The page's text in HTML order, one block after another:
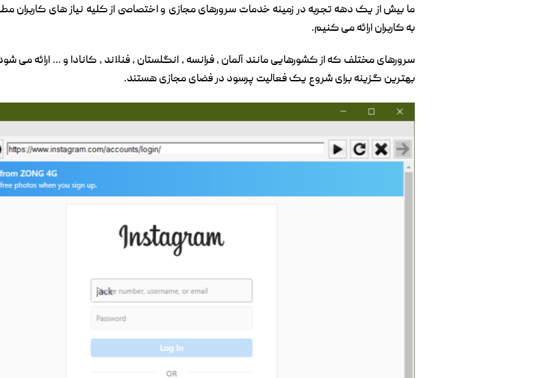
ما بیش از یک دهه تجربه در زمینه خدمات سرورهای مجازی و اختصاصی از کلیه نیاز های
به کاربران ارائه می کنیم.
بهترین گزینه برای شروع یک فعالیت پرسود در فضای مجازی هستند.